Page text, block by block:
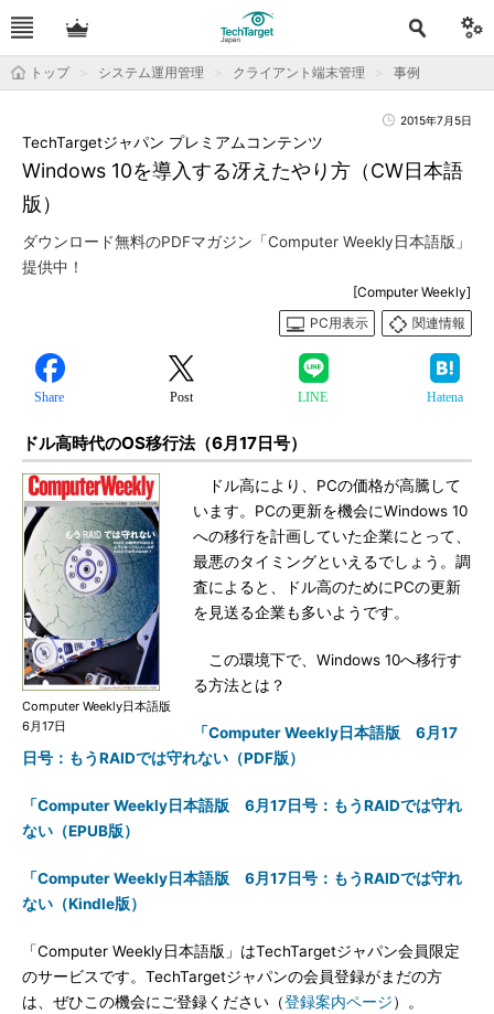
トップ システム運用管理 クライアント端末管理 事例
2015年7月5日
Windows 10を導入する冴えたやり方（CW日本語
版）
TechTargetジャパン プレミアムコンテンツ
ダウンロード無料のPDFマガジン「Computer Weekly日本語版」
提供中！
[Computer Weekly]
PC用表示
関連情報
Share Post LINE Hatena
ドル高時代のOS移行法（6月17日号）
Computer Weekly日本語版
6月17日
ドル高により、PCの価格が高騰して
います。PCの更新を機会にWindows 10
への移行を計画していた企業にとって、
最悪のタイミングといえるでしょう。調
査によると、ドル高のためにPCの更新
を見送る企業も多いようです。
この環境下で、Windows 10へ移行す
る方法とは？
「Computer Weekly日本語版 6月17
日号：もうRAIDでは守れない（PDF版）
「Computer Weekly日本語版 6月17日号：もうRAIDでは守れ
ない（EPUB版）
「Computer Weekly日本語版 6月17日号：もうRAIDでは守れ
ない（Kindle版）
「Computer Weekly日本語版」はTechTargetジャパン会員限定
のサービスです。TechTargetジャパンの会員登録がまだの方
は、ぜひこの機会にご登録ください（登録案内ページ）。